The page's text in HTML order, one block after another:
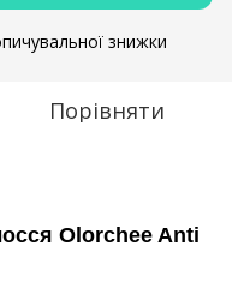
знижки
Порівняти
Olorchee Anti